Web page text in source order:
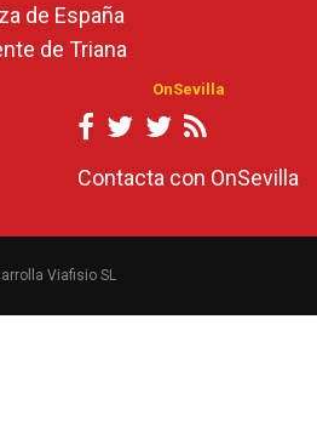
de España
de Triana
OnSevilla
Contacta con OnSevilla
Viafisio SL